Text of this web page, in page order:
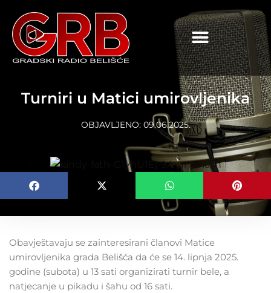
Turniri u Matici umirovljenika
OBJAVLJENO: 09.06.2025.
Obavještavaju se zainteresirani članovi Matice
umirovljenika grada Belišća da će se 14. lipnja 2025.
godine (subota) u 13 sati organizirati turnir bele, a
natjecanje u pikadu i šahu od 16 sati.